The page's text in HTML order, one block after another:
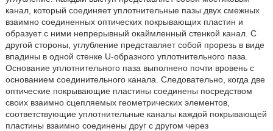
канал, который соединяет уплотнительные пазы двух смежных
взаимно соединенных оптических покрывающих пластин и
образует с ними непрерывный окаймленный стенкой канал. С
другой стороны, углубление представляет собой прорезь в виде
впадины в одной стенке U-образного уплотнительного паза.
Основание уплотнительного паза выполнено почти вровень с
основанием соединительного канала. Следовательно, когда две
оптические покрывающие пластины соединены посредством
своих взаимно сцепляемых геометрических элементов,
соответствующие уплотнительные каналы каждой покрывающей
пластины взаимно соединены друг с другом через